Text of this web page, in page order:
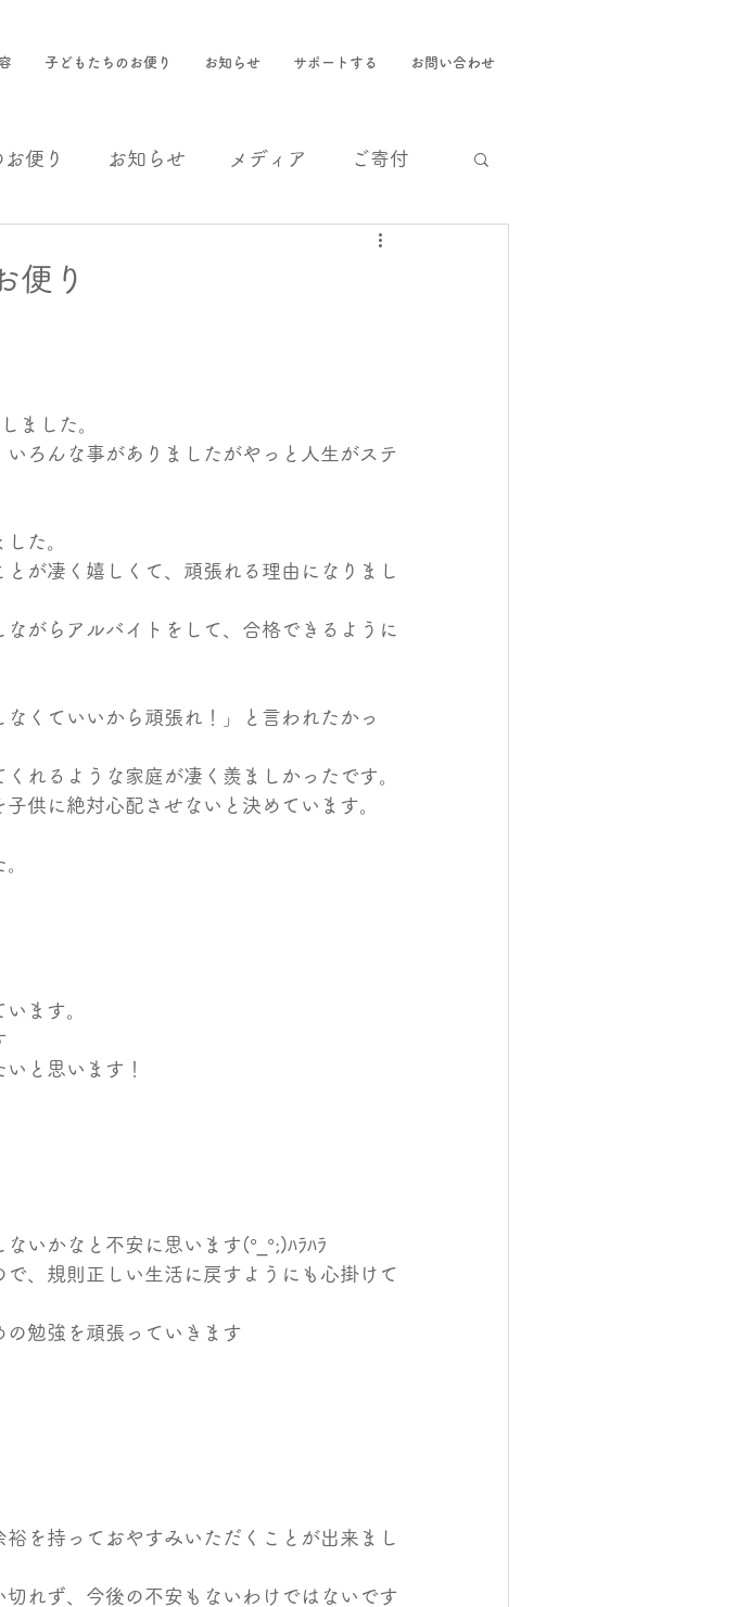
子どもたちのお便り お知らせ サポートする お問い合わせ
便り お知らせ メディア ご寄付
便り
ました。
ろんな事がありましたがやっと人生がステ
た。
が凄く嬉しくて、頑張れる理由になりまし
がらアルバイトをして、合格できるように
くていいから頑張れ！」と言われたかっ
れるような家庭が凄く羨ましかったです。
供に絶対心配させないと決めています。
ます。
と思います！
いかなと不安に思います(°_°;)ﾊﾗﾊﾗ
、規則正しい生活に戻すようにも心掛けて
勉強を頑張っていきます
を持っておやすみいただくことが出来まし
れず、今後の不安もないわけではないです